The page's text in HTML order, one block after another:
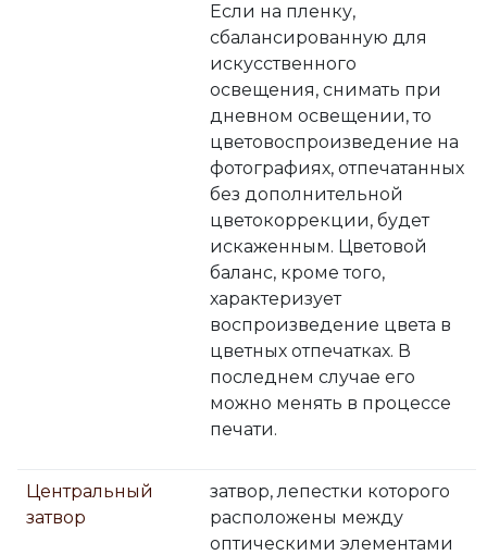
Если на пленку,
сбалансированную для
искусственного
освещения, снимать при
дневном освещении, то
цветовоспроизведение на
фотографиях, отпечатанных
без дополнительной
цветокоррекции, будет
искаженным. Цветовой
баланс, кроме того,
характеризует
воспроизведение цвета в
цветных отпечатках. В
последнем случае его
можно менять в процессе
печати.
Центральный
затвор
затвор, лепестки которого
расположены между
оптическими элементами